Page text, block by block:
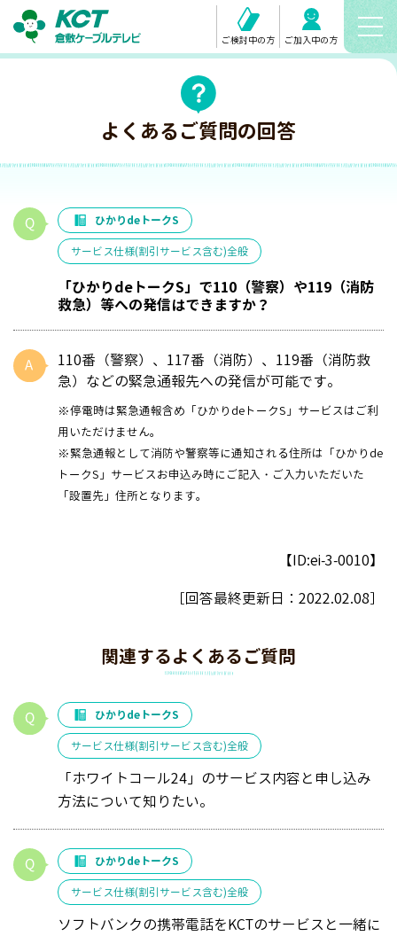
ご検討中の方 ご加入中の方
よくあるご質問の回答
ひかりdeトークS
サービス仕様(割引サービス含む)全般
「ひかりdeトークS」で110（警察）や119（消防
救急）等への発信はできますか？
110番（警察）、117番（消防）、119番（消防救
急）などの緊急通報先への発信が可能です。
※停電時は緊急通報含め「ひかりdeトークS」サービスはご利
用いただけません。
※緊急通報として消防や警察等に通知される住所は「ひかりde
トークS」サービスお申込み時にご記入・ご入力いただいた
「設置先」住所となります。
【ID:ei-3-0010】
［回答最終更新日： 2022.02.08］
関連するよくあるご質問
ひかりdeトークS
サービス仕様(割引サービス含む)全般
「ホワイトコール24」のサービス内容と申し込み
方法について知りたい。
ひかりdeトークS
サービス仕様(割引サービス含む)全般
ソフトバンクの携帯電話をKCTのサービスと一緒に